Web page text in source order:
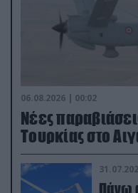
06.08.2026 | 00:02
Νέες
Τουρκίας στο
Πάνω